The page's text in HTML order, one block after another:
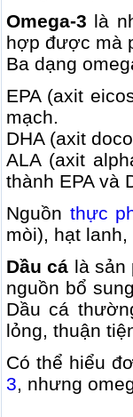
Omega-3 là
hợp được mà
Ba dạng
EPA (axit
mạch.
DHA (axit
ALA (axit
thành EPA và
Nguồn thực
mòi), hạt
Dầu cá là sản
nguồn bổ
Dầu cá
lỏng, thuận
Có thể hiểu
3, nhưng